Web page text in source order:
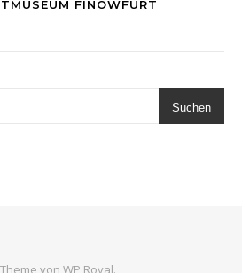
FINOWFURT
Suchen
von WP Royal.